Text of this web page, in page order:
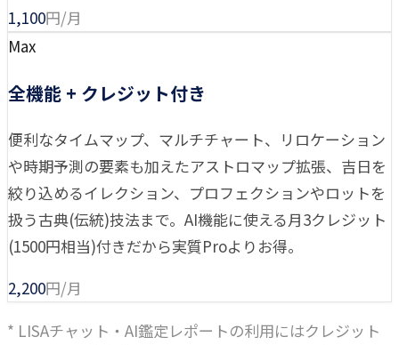
1,100円/月
Max
全機能 + クレジット付き
便利なタイムマップ、マルチチャート、リロケーション
や時期予測の要素も加えたアストロマップ拡張、吉日を
絞り込めるイレクション、プロフェクションやロットを
扱う古典(伝統)技法まで。AI機能に使える月3クレジット
(1500円相当)付きだから実質Proよりお得。
2,200円/月
* LISAチャット・AI鑑定レポートの利用にはクレジット